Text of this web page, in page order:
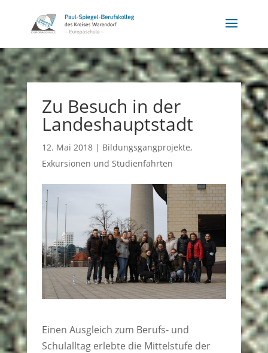
Zu Besuch in der
Landeshauptstadt
12. Mai 2018| Bildungsgangprojekte,
Exkursionen und Studienfahrten
Einen Ausgleich zum Berufs- und
Schulalltag erlebte die Mittelstufe der